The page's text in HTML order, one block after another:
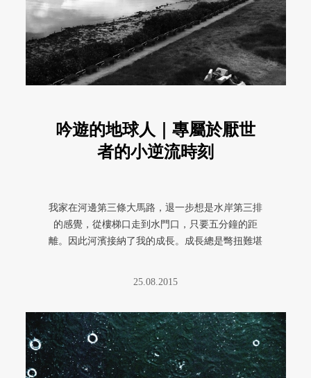
吟遊的地球人｜專屬於厭世
者的小逆流時刻
我家在河邊第三條大馬路，退一步想是水岸第三排
的感覺，從樓梯口走到水門口，只要五分鐘的距
離。因此河濱接納了我的成長。成長總是彆扭難堪
25.08.2015